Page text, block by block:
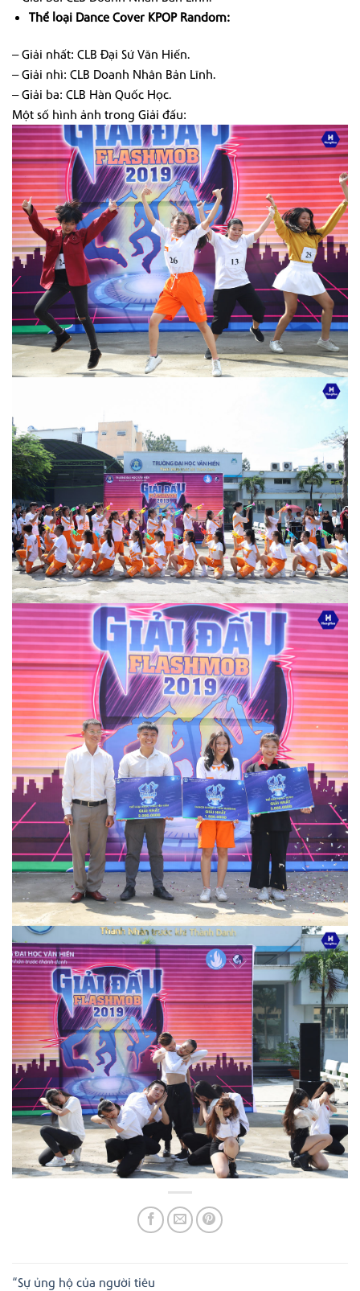
Thể loại Dance Cover KPOP Random:
– Giải nhất: CLB Đại Sứ Văn Hiến.
– Giải nhì: CLB Doanh Nhân Bản Lĩnh.
– Giải ba: CLB Hàn Quốc Học.
Một số hình ảnh trong Giải đấu:
“Sự ủng hộ của người tiêu